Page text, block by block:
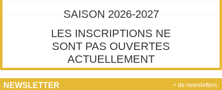
SAISON 2026-2027
LES INSCRIPTIONS NE
SONT PAS OUVERTES
ACTUELLEMENT
NEWSLETTER + de newsletters